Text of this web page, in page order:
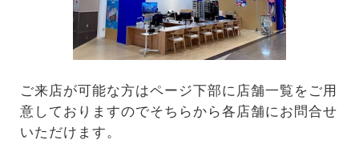
ご来店が可能な方はページ下部に店舗一覧をご用
意しておりますのでそちらから各店舗にお問合せ
いただけます。